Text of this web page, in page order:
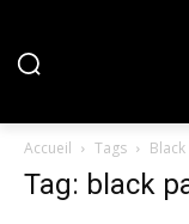
Accueil Tags
Tag: black